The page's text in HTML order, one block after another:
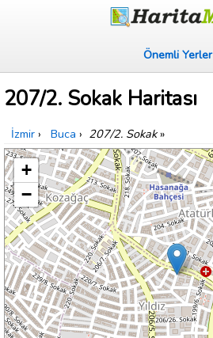
Önemli Yerler
207/2. Sokak Haritası
İzmir › Buca › 207/2. Sokak»
+
−